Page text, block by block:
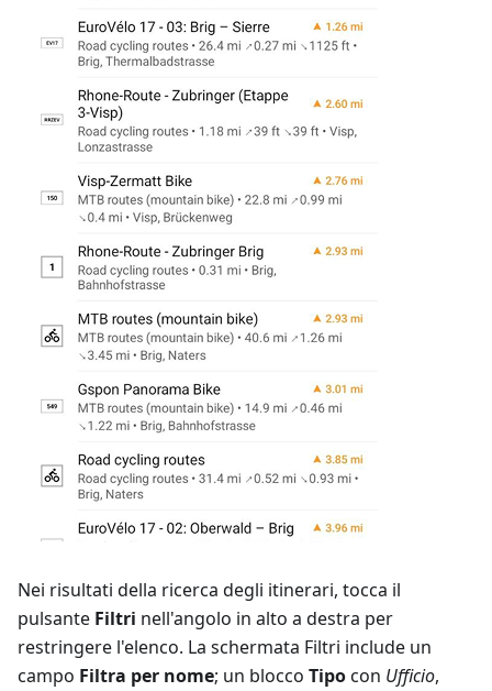
Nei risultati della ricerca degli itinerari, tocca il
pulsante Filtri nell'angolo in alto a destra per
restringere l'elenco. La schermata Filtri include un
campo Filtra per nome; un blocco Tipocon Ufficio,